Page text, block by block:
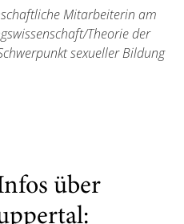
Mitarbeiterin am
Theorie der
sexueller Bildung
über